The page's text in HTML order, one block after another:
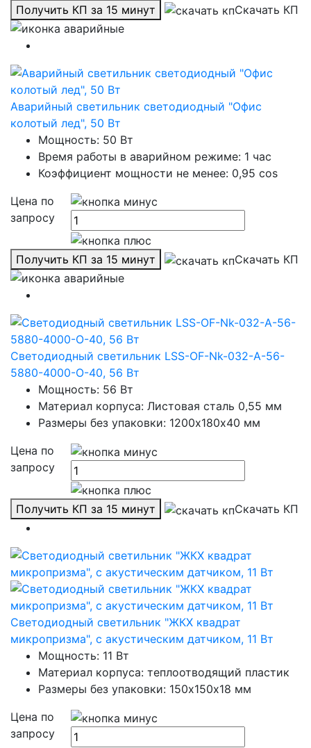
Получить КП за 15 минут Скачать КП
Аварийный светильник светодиодный "Офис
колотый лед", 50 Вт
Мощность: 50 Вт
Время работы в аварийном режиме: 1 час
Коэффициент мощности не менее: 0,95 cos
Цена по
запросу
Получить КП за 15 минут Скачать КП
Светодиодный светильник LSS-OF-Nk-032-A-56-
5880-4000-O-40, 56 Вт
Мощность: 56 Вт
Материал корпуса: Листовая сталь 0,55 мм
Размеры без упаковки: 1200х180х40 мм
Цена по
запросу
Получить КП за 15 минут Скачать КП
Светодиодный светильник "ЖКХ квадрат
микропризма", с акустическим датчиком, 11 Вт
Мощность: 11 Вт
Материал корпуса: теплоотводящий пластик
Размеры без упаковки: 150х150х18 мм
Цена по
запросу